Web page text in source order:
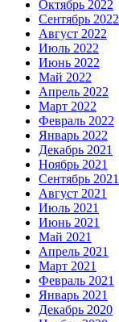
Октябрь 2022
Сентябрь 2022
Август 2022
Июль 2022
Июнь 2022
Май 2022
Апрель 2022
Март 2022
Февраль 2022
Январь 2022
Декабрь 2021
Ноябрь 2021
Сентябрь 2021
Август 2021
Июль 2021
Июнь 2021
Май 2021
Апрель 2021
Март 2021
Февраль 2021
Январь 2021
Декабрь 2020